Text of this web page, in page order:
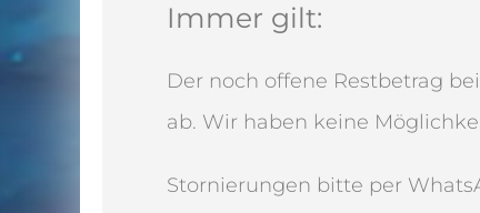
Immer gilt:
Der noch offene Restbetrag
ab. Wir haben keine
Stornierungen bitte per